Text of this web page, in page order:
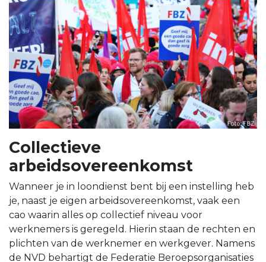
Collectieve
arbeidsovereenkomst
Wanneer je in loondienst bent bij een instelling heb
je, naast je eigen arbeidsovereenkomst, vaak een
cao waarin alles op collectief niveau voor
werknemers is geregeld. Hierin staan de rechten en
plichten van de werknemer en werkgever. Namens
de NVD behartigt de Federatie Beroepsorganisaties